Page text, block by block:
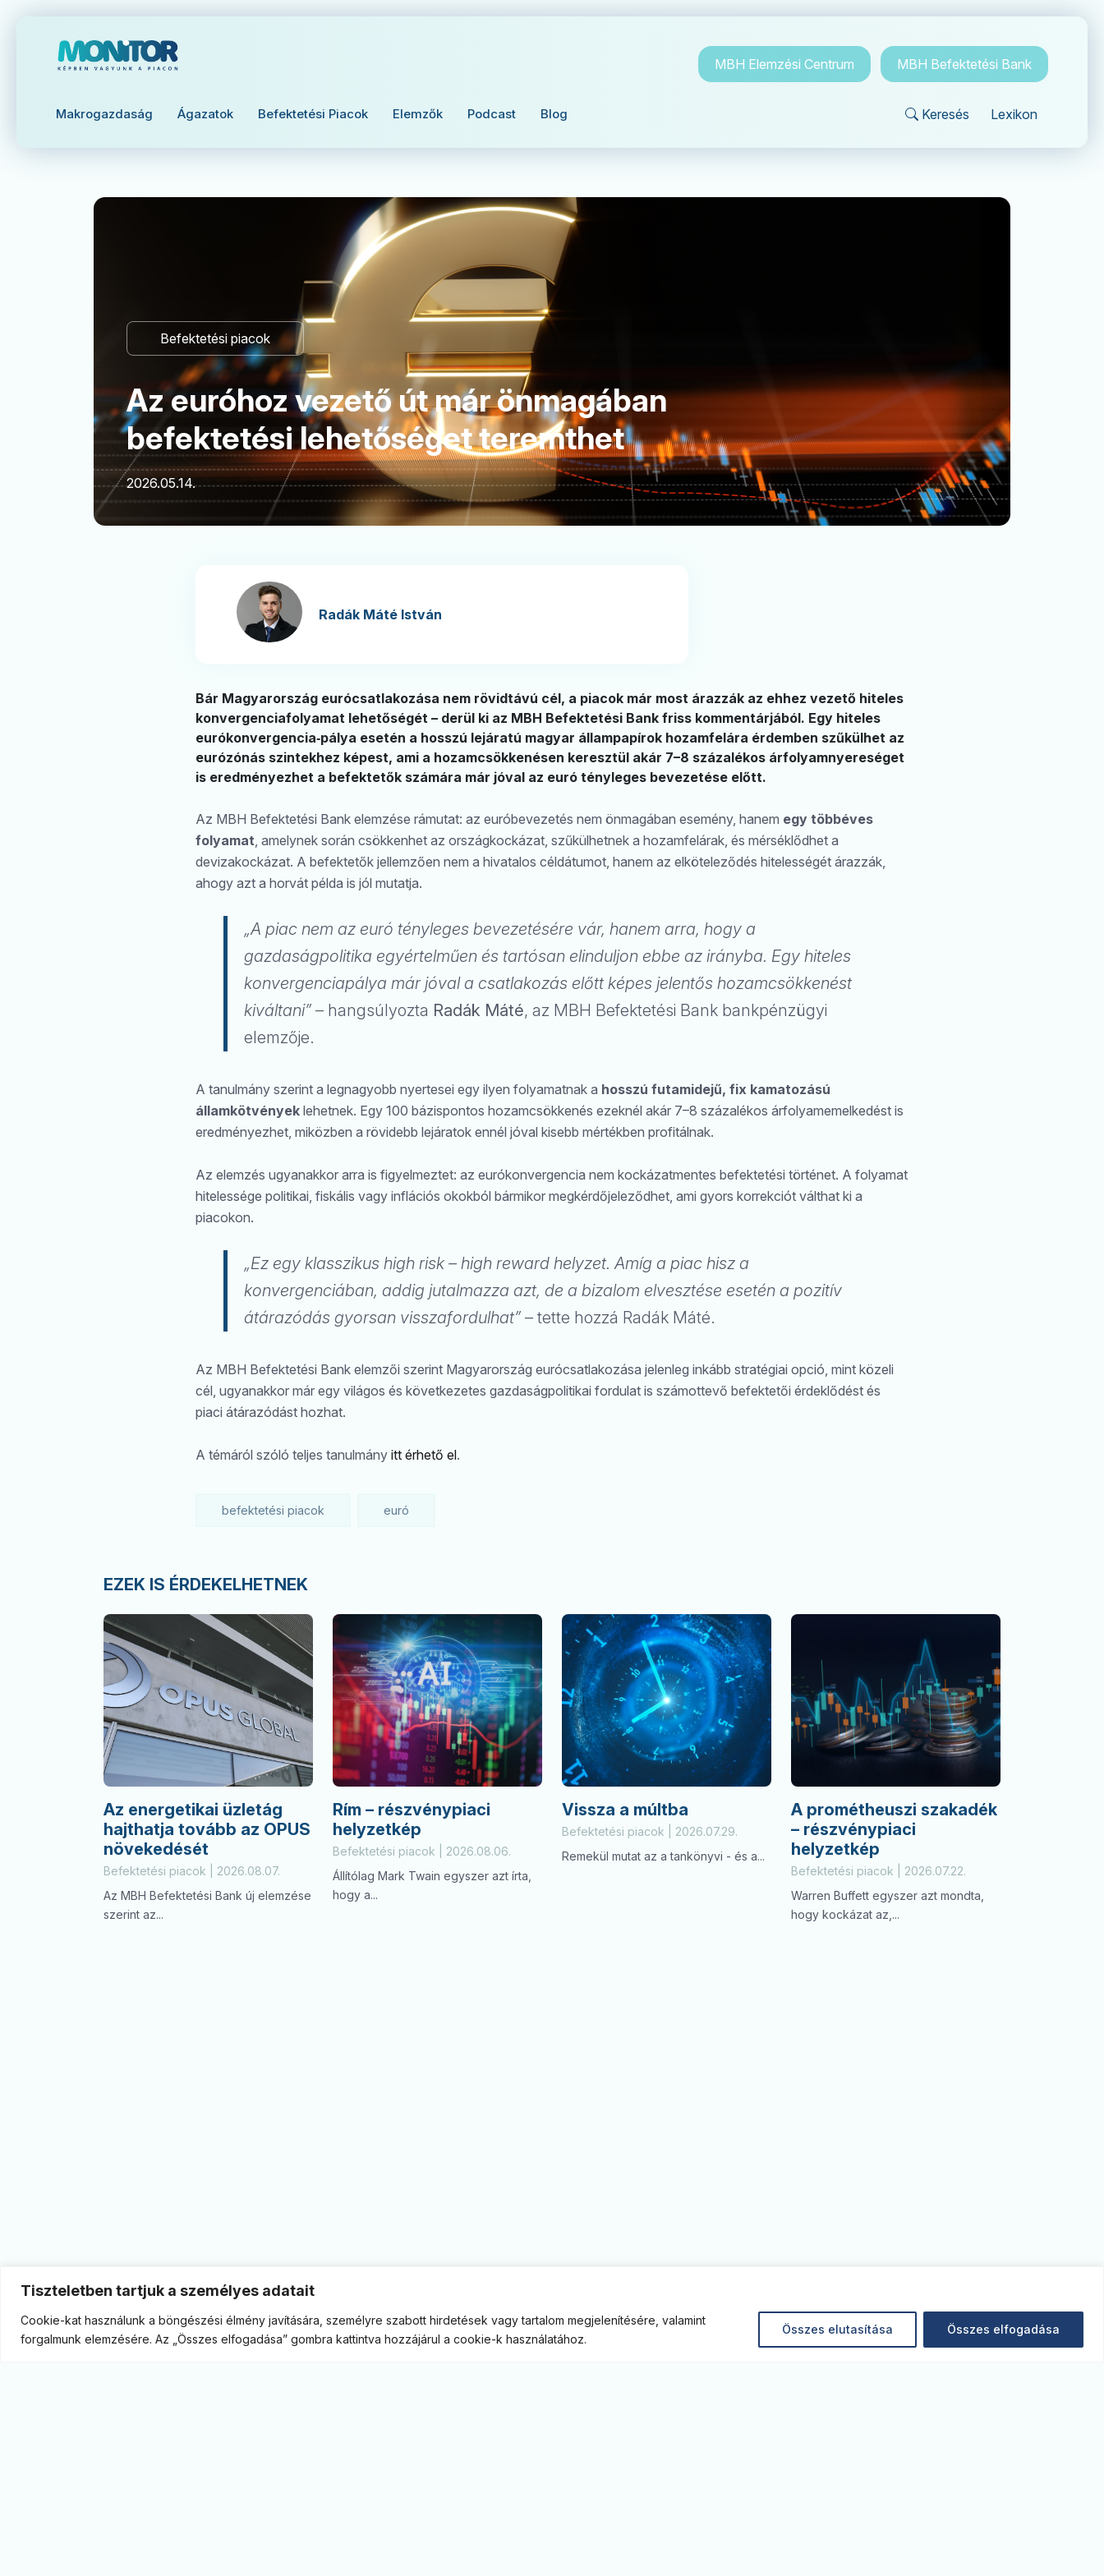
Tiszteletben tartjuk a személyes adatait
Cookie-kat használunk a böngészési élmény javítására, személyre szabott hirdetések vagy tartalom megjelenítésére, valamint
forgalmunk elemzésére. Az „Összes elfogadása” gombra kattintva hozzájárul a cookie-k használatához.
Összes elutasítása Összes elfogadása
MBH Elemzési Centrum MBH Befektetési Bank
Makrogazdaság Ágazatok Befektetési Piacok Elemzők Podcast Blog Keresés Lexikon
Befektetési piacok
Az euróhoz vezető út már önmagában
befektetési lehetőséget teremthet
2026.05.14.
Radák Máté István
Bár Magyarország eurócsatlakozása nem rövidtávú cél, a piacok már most árazzák az ehhez vezető hiteles
konvergenciafolyamat lehetőségét – derül ki az MBH Befektetési Bank friss kommentárjából. Egy hiteles
eurókonvergencia‑pálya esetén a hosszú lejáratú magyar állampapírok hozamfelára érdemben szűkülhet az
eurózónás szintekhez képest, ami a hozamcsökkenésen keresztül akár 7–8 százalékos árfolyamnyereséget
is eredményezhet a befektetők számára már jóval az euró tényleges bevezetése előtt.
Az MBH Befektetési Bank elemzése rámutat: az euróbevezetés nem önmagában esemény, hanem egy többéves
folyamat, amelynek során csökkenhet az országkockázat, szűkülhetnek a hozamfelárak, és mérséklődhet a
devizakockázat. A befektetők jellemzően nem a hivatalos céldátumot, hanem az elköteleződés hitelességét árazzák,
ahogy azt a horvát példa is jól mutatja.
„A piac nem az euró tényleges bevezetésére vár, hanem arra, hogy a
gazdaságpolitika egyértelműen és tartósan elinduljon ebbe az irányba. Egy hiteles
konvergenciapálya már jóval a csatlakozás előtt képes jelentős hozamcsökkenést
kiváltani”– hangsúlyozta Radák Máté, az MBH Befektetési Bank bankpénzügyi
elemzője.
A tanulmány szerint a legnagyobb nyertesei egy ilyen folyamatnak a hosszú futamidejű, fix kamatozású
államkötvényeklehetnek. Egy 100 bázispontos hozamcsökkenés ezeknél akár 7–8 százalékos árfolyamemelkedést is
eredményezhet, miközben a rövidebb lejáratok ennél jóval kisebb mértékben profitálnak.
Az elemzés ugyanakkor arra is figyelmeztet: az eurókonvergencia nem kockázatmentes befektetési történet. A folyamat
hitelessége politikai, fiskális vagy inflációs okokból bármikor megkérdőjeleződhet, ami gyors korrekciót válthat ki a
piacokon.
„Ez egy klasszikus high risk – high reward helyzet. Amíg a piac hisz a
konvergenciában, addig jutalmazza azt, de a bizalom elvesztése esetén a pozitív
átárazódás gyorsan visszafordulhat” – tette hozzá Radák Máté.
Az MBH Befektetési Bank elemzői szerint Magyarország eurócsatlakozása jelenleg inkább stratégiai opció, mint közeli
cél, ugyanakkor már egy világos és következetes gazdaságpolitikai fordulat is számottevő befektetői érdeklődést és
piaci átárazódást hozhat.
A témáról szóló teljes tanulmány itt érhető el.
befektetési piacok euró
EZEK IS ÉRDEKELHETNEK
Az energetikai üzletág
hajthatja tovább az OPUS
növekedését
Befektetési piacok | 2026.08.07.
Az MBH Befektetési Bank új elemzése
szerint az...
Rím – részvénypiaci
helyzetkép
Befektetési piacok | 2026.08.06.
Állítólag Mark Twain egyszer azt írta,
hogy a...
Vissza a múltba
Befektetési piacok | 2026.07.29.
Remekül mutat az a tankönyvi - és a...
A prométheuszi szakadék
– részvénypiaci
helyzetkép
Befektetési piacok | 2026.07.22.
Warren Buffett egyszer azt mondta,
hogy kockázat az,...
Keresés